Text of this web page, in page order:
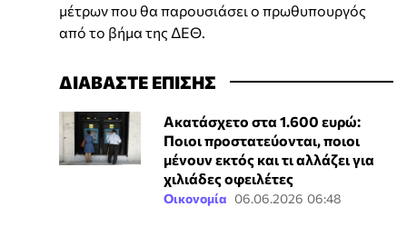
μέτρων που θα παρουσιάσει ο πρωθυπουργός
από το βήμα της ΔΕΘ.
ΔΙΑΒΑΣΤΕ ΕΠΙΣΗΣ
Ακατάσχετο στα 1.600 ευρώ:
Ποιοι προστατεύονται, ποιοι
μένουν εκτός και τι αλλάζει για
χιλιάδες οφειλέτες
Οικονομία 06.06.2026 06:48